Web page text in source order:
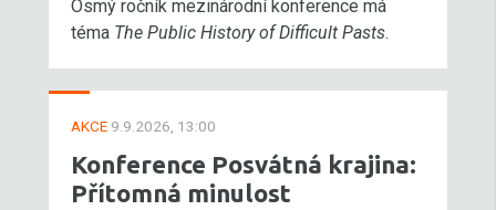
Osmý ročník mezinárodní konference má
téma The Public History of Difficult Pasts.
AKCE 9.9.2026, 13:00
Konference Posvátná krajina:
Přítomná minulost